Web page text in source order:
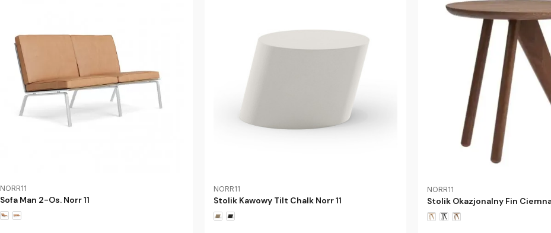
NORR11
Sofa Man 2-Os. Norr 11
NORR11
Stolik Kawowy Tilt Chalk Norr 11
NORR11
Stolik Okazjonalny Fin